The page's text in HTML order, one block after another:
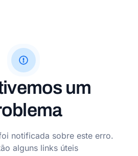
um
notificada sobre este erro.
alguns links úteis